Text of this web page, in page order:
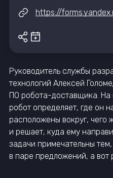
Руководитель службы
технологий Алексей
ПО робота-доставщика.
робот определяет, где он
расположены вокруг, чего
и решает, куда ему
задачи примечательны
в паре предложений, а вот